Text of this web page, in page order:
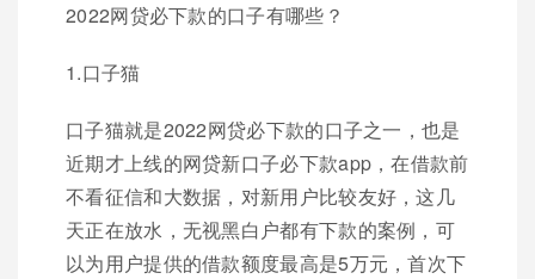
2022网贷必下款的口子有哪些？
1.口子猫
口子猫就是2022网贷必下款的口子之一，也是
近期才上线的网贷新口子必下款app，在借款前
不看征信和大数据，对新用户比较友好，这几
天正在放水，无视黑白户都有下款的案例，可
以为用户提供的借款额度最高是5万元，首次下